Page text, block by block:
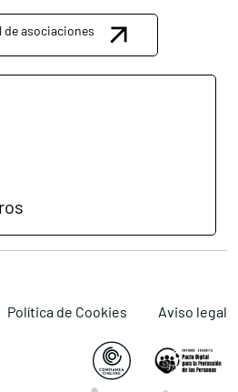
de asociaciones
Política de Cookies Aviso legal